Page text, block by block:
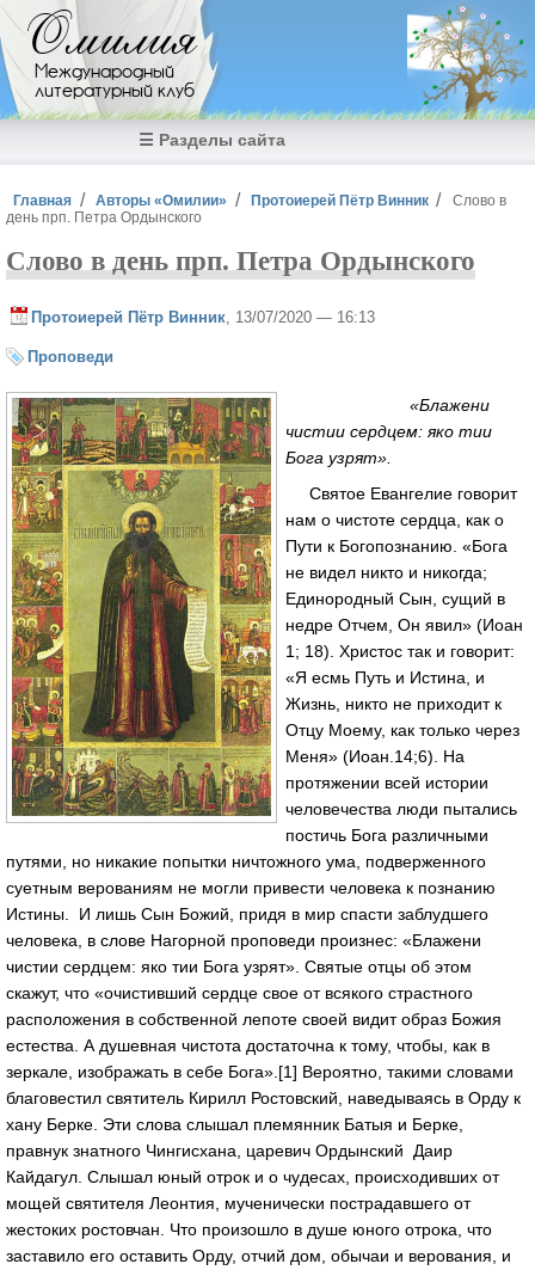
Перейти к основному содержанию
Омилия
Международный
литературный клуб
☰ Разделы сайта
Вы здесь
Главная Авторы «Омилии» Протоиерей Пётр Винник
Слово в
день прп. Петра Ордынского
Слово в день прп. Петра Ордынского
Протоиерей Пётр Винник , 13/07/2020 — 16:13
Проповеди
«Блажени
чистии сердцем: яко тии
Бога узрят».
Святое Евангелие говорит
нам о чистоте сердца, как о
Пути к Богопознанию. «Бога
не видел никто и никогда;
Единородный Сын, сущий в
недре Отчем, Он явил» (Иоан
1; 18). Христос так и говорит:
«Я есмь Путь и Истина, и
Жизнь, никто не приходит к
Отцу Моему, как только через
Меня» (Иоан.14;6). На
протяжении всей истории
человечества люди пытались
постичь Бога различными
путями, но никакие попытки ничтожного ума, подверженного
суетным верованиям не могли привести человека к познанию
Истины. И лишь Сын Божий, придя в мир спасти заблудшего
человека, в слове Нагорной проповеди произнес: «Блажени
чистии сердцем: яко тии Бога узрят». Святые отцы об этом
скажут, что «очистивший сердце свое от всякого страстного
расположения в собственной лепоте своей видит образ Божия
естества. А душевная чистота достаточна к тому, чтобы, как в
зеркале, изображать в себе Бога».[1] Вероятно, такими словами
благовестил святитель Кирилл Ростовский, наведываясь в Орду к
хану Берке. Эти слова слышал племянник Батыя и Берке,
правнук знатного Чингисхана, царевич Ордынский Даир
Кайдагул. Слышал юный отрок и о чудесах, происходивших от
мощей святителя Леонтия, мученически пострадавшего от
жестоких ростовчан. Что произошло в душе юного отрока, что
заставило его оставить Орду, отчий дом, обычаи и верования, и